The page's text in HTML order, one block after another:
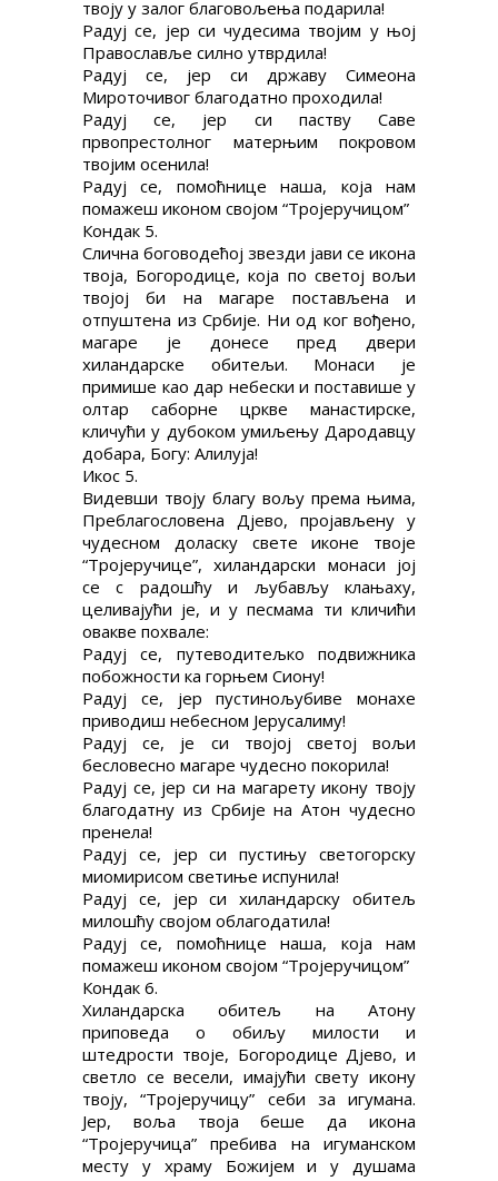
твоју у залог благовољења подарила!
Радуј се, јер си чудесима твојим у њој
Православље силно утврдила!
Радуј се, јер си државу Симеона
Мироточивог благодатно проходила!
Радуј се, јер си паству Саве
првопрестолног матерњим покровом
твојим осенила!
Радуј се, помоћнице наша, која нам
помажеш иконом својом “Тројеручицом”
Кондак 5.
Слична боговодећој звезди јави се икона
твоја, Богородице, која по светој вољи
твојој би на магаре постављена и
отпуштена из Србије. Ни од ког вођено,
магаре је донесе пред двери
хиландарске обитељи. Монаси је
примише као дар небески и поставише у
олтар саборне цркве манастирске,
кличући у дубоком умиљењу Дародавцу
добара, Богу: Алилуја!
Икос 5.
Видевши твоју благу вољу према њима,
Преблагословена Дјево, пројављену у
чудесном доласку свете иконе твоје
“Тројеручице”, хиландарски монаси јој
се с радошћу и љубављу клањаху,
целивајући је, и у песмама ти кличићи
овакве похвале:
Радуј се, путеводитељко подвижника
побожности ка горњем Сиону!
Радуј се, јер пустинољубиве монахе
приводиш небесном Јерусалиму!
Радуј се, је си твојој светој вољи
бесловесно магаре чудесно покорила!
Радуј се, јер си на магарету икону твоју
благодатну из Србије на Атон чудесно
пренела!
Радуј се, јер си пустињу светогорску
миомирисом светиње испунила!
Радуј се, јер си хиландарску обитељ
милошћу својом облагодатила!
Радуј се, помоћнице наша, која нам
помажеш иконом својом “Тројеручицом”
Кондак 6.
Хиландарска обитељ на Атону
приповеда о обиљу милости и
штедрости твоје, Богородице Дјево, и
светло се весели, имајући свету икону
твоју, “Тројеручицу” себи за игумана.
Јер, воља твоја беше да икона
“Тројеручица” пребива на игуманском
месту у храму Божијем и у душама